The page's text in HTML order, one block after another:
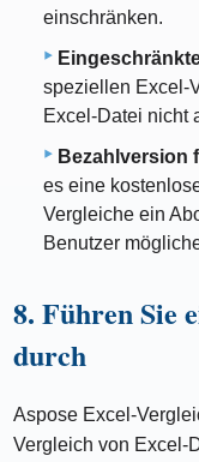
einschränken.
speziellen Excel-
Excel-Datei nicht
Bezahlversion
es eine
Vergleiche ein
Benutzer
8. Führen Sie
durch
Aspose Excel-
Vergleich von Excel-